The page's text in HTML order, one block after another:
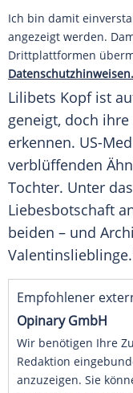
Ich bin damit
angezeigt werden.
Drittplattformen
Datenschutzhinweisen.
Lilibets Kopf ist
geneigt, doch
erkennen. US-
verblüffenden
Tochter. Unter
Liebesbotschaft
beiden – und
Empfohlener
Opinary GmbH
Wir benötigen Ihre
Redaktion
anzuzeigen. Sie